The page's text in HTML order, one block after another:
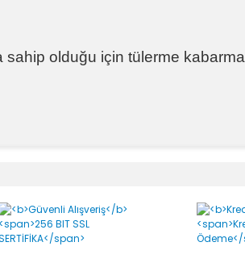
sahip olduğu için tülerme kabarma